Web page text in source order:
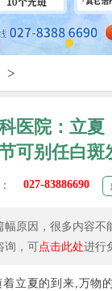
>
医院：立夏
可别任白斑
027-83886690
幅原因，很多内容不
询，可点击此处进行
夏的到来,万物的